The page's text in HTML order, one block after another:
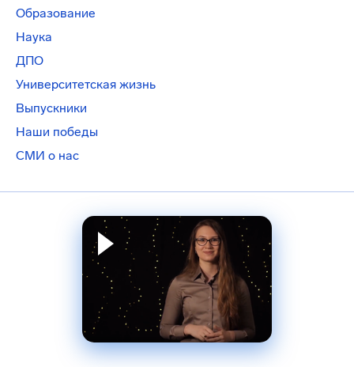
Образование
Наука
ДПО
Университетская жизнь
Выпускники
Наши победы
СМИ о нас